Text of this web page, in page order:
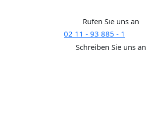
Rufen Sie uns an
02 11 - 93 885 - 1
Schreiben Sie uns an